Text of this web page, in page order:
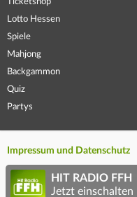
Lotto Hessen
Spiele
Mahjong
Backgammon
Quiz
Partys
Impressum und Datenschutz
HIT RADIO FFH
Jetzt einschalten